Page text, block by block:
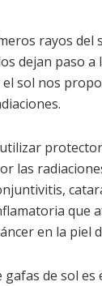
rayos del
dejan paso a
sol nos
las
que
en la piel
de sol